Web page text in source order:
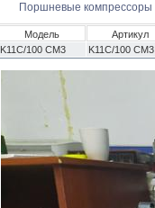
Поршневые компрессоры
Модель Артикул
K11C/100 CM3
K11C/100 CM3